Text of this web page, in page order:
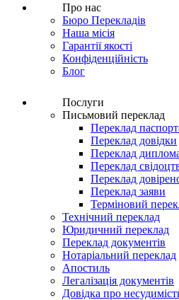
Про нас
Бюро Перекладів
Наша місія
Гарантії якості
Конфіденційність
Блог
Послуги
Письмовий переклад
Переклад
Переклад довідки
Переклад
Переклад
Переклад
Переклад заяви
Терміновий
Технічний переклад
Юридичний переклад
Переклад документів
Нотаріальний переклад
Апостиль
Легалізація документів
Довідка про